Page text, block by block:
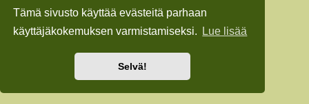
Tämä sivusto käyttää evästeitä parhaan
käyttäjäkokemuksen varmistamiseksi.
Lue lisää
Selvä!